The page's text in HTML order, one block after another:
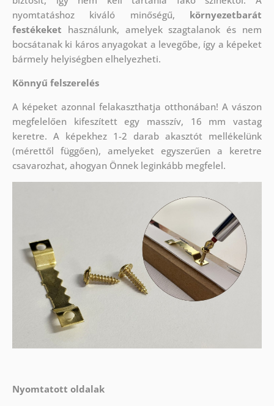
nyomtatáshoz kiváló minőségű, környezetbarát
festékeket használunk, amelyek szagtalanok és nem
bocsátanak ki káros anyagokat a levegőbe, így a képeket
bármely helyiségben elhelyezheti.
Könnyű felszerelés
A képeket azonnal felakaszthatja otthonában! A vászon
megfelelően kifeszített egy masszív, 16 mm vastag
keretre. A képekhez 1-2 darab akasztót mellékelünk
(mérettől függően), amelyeket egyszerűen a keretre
csavarozhat, ahogyan Önnek leginkább megfelel.
Nyomtatott oldalak